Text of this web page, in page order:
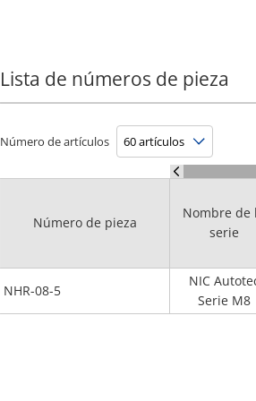
Lista de números de pieza
Número de artículos
Número de pieza
NHR-08-5
Nombre de
serie
NIC
Serie M8